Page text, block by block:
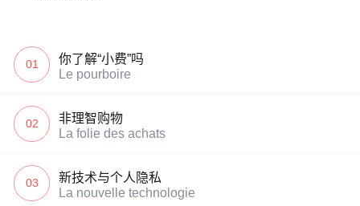
01
你了解“小费”吗
Le pourboire
02
非理智购物
La folie des achats
03
新技术与个人隐私
La nouvelle technologie